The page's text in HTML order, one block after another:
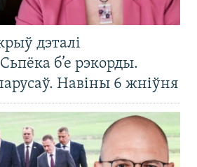
дэталі
б’е рэкорды.
Навіны 6 жніўня